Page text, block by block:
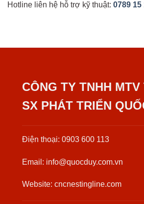
Hotline liên hệ hỗ trợ kỹ thuật: 0789 15
CÔNG TY TNHH MTV
SX PHÁT TRIỂN
Điện thoại: 0903 600 113
Email: info@quocduy.com.vn
Website: cncnestingline.com